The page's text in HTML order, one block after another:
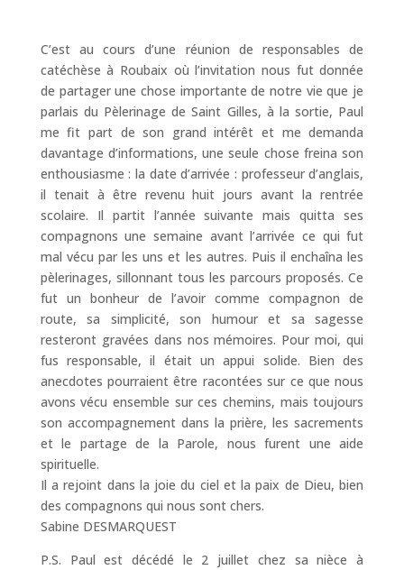
C’est au cours d’une réunion de responsables de
catéchèse à Roubaix où l’invitation nous fut donnée
de partager une chose importante de notre vie que je
parlais du Pèlerinage de Saint Gilles, à la sortie, Paul
me fit part de son grand intérêt et me demanda
davantage d’informations, une seule chose freina son
enthousiasme : la date d’arrivée : professeur d’anglais,
il tenait à être revenu huit jours avant la rentrée
scolaire. Il partit l’année suivante mais quitta ses
compagnons une semaine avant l’arrivée ce qui fut
mal vécu par les uns et les autres. Puis il enchaîna les
pèlerinages, sillonnant tous les parcours proposés. Ce
fut un bonheur de l’avoir comme compagnon de
route, sa simplicité, son humour et sa sagesse
resteront gravées dans nos mémoires. Pour moi, qui
fus responsable, il était un appui solide. Bien des
anecdotes pourraient être racontées sur ce que nous
avons vécu ensemble sur ces chemins, mais toujours
son accompagnement dans la prière, les sacrements
et le partage de la Parole, nous furent une aide
spirituelle.
Il a rejoint dans la joie du ciel et la paix de Dieu, bien
des compagnons qui nous sont chers.
Sabine DESMARQUEST
P.S. Paul est décédé le 2 juillet chez sa nièce à